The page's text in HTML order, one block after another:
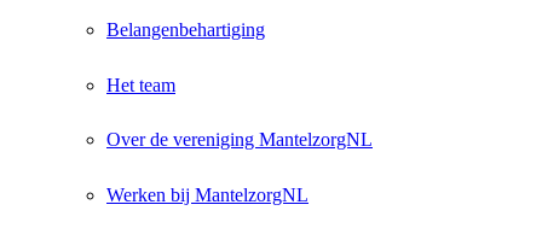
Belangenbehartiging
Het team
Over de vereniging MantelzorgNL
Werken bij MantelzorgNL